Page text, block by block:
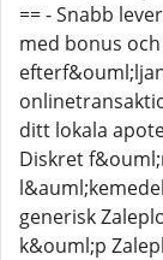
== - Snabb
med bonus
ditt lokala
Diskret
generisk
k&ouml;p